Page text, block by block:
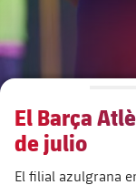
chevron-
Órganos
plusicon
más
Más que un
Masia 360
Década a
El Barça
de julio
El filial azulgrana